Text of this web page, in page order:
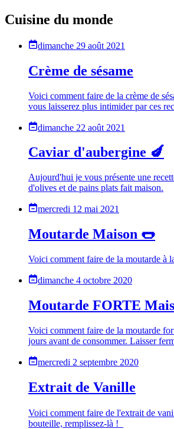
Cuisine du monde
dimanche 29 août 2021
Crème de sésame
Voici comment faire de la crème de
vous laisserez plus intimider par ces
dimanche 22 août 2021
Caviar d'aubergine 🍆
Aujourd'hui je vous présente une
d'olives et de pains plats fait maison.
mercredi 12 mai 2021
Moutarde Maison 🌭
Voici comment faire de la moutarde à
dimanche 4 octobre 2020
Moutarde FORTE
Voici comment faire de la moutarde
jours avant de consommer. Laisser
mercredi 2 septembre 2020
Extrait de Vanille
Voici comment faire de l'extrait de
bouteille, remplissez-là !_